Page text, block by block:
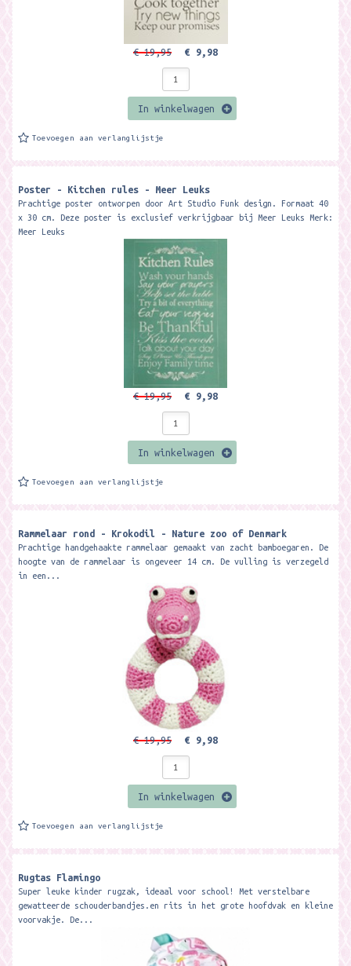
€ 19,95 € 9,98
In winkelwagen
Toevoegen aan verlanglijstje
Poster - Kitchen rules - Meer Leuks
Prachtige poster ontworpen door Art Studio Funk design. Formaat 40
x 30 cm. Deze poster is exclusief verkrijgbaar bij Meer Leuks Merk:
Meer Leuks
€ 19,95 € 9,98
In winkelwagen
Toevoegen aan verlanglijstje
Rammelaar rond - Krokodil - Nature zoo of Denmark
Prachtige handgehaakte rammelaar gemaakt van zacht bamboegaren. De
hoogte van de rammelaar is ongeveer 14 cm. De vulling is verzegeld
in een...
€ 19,95 € 9,98
In winkelwagen
Toevoegen aan verlanglijstje
Rugtas Flamingo
Super leuke kinder rugzak, ideaal voor school! Met verstelbare
gewatteerde schouderbandjes.en rits in het grote hoofdvak en kleine
voorvakje. De...